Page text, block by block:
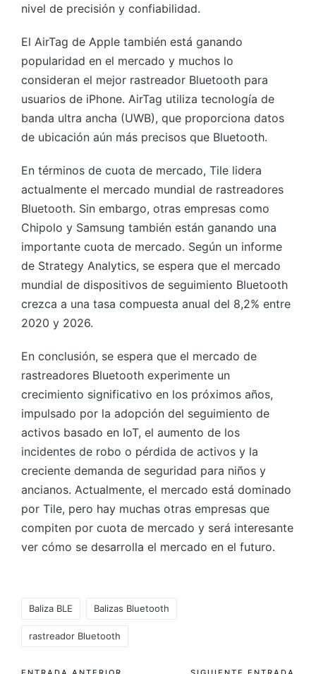
nivel de precisión y confiabilidad.
El AirTag de Apple también está ganando
popularidad en el mercado y muchos lo
consideran el mejor rastreador Bluetooth para
usuarios de iPhone. AirTag utiliza tecnología de
banda ultra ancha (UWB), que proporciona datos
de ubicación aún más precisos que Bluetooth.
En términos de cuota de mercado, Tile lidera
actualmente el mercado mundial de rastreadores
Bluetooth. Sin embargo, otras empresas como
Chipolo y Samsung también están ganando una
importante cuota de mercado. Según un informe
de Strategy Analytics, se espera que el mercado
mundial de dispositivos de seguimiento Bluetooth
crezca a una tasa compuesta anual del 8,2% entre
2020 y 2026.
En conclusión, se espera que el mercado de
rastreadores Bluetooth experimente un
crecimiento significativo en los próximos años,
impulsado por la adopción del seguimiento de
activos basado en IoT, el aumento de los
incidentes de robo o pérdida de activos y la
creciente demanda de seguridad para niños y
ancianos. Actualmente, el mercado está dominado
por Tile, pero hay muchas otras empresas que
compiten por cuota de mercado y será interesante
ver cómo se desarrolla el mercado en el futuro.
Baliza BLE Balizas Bluetooth
rastreador Bluetooth